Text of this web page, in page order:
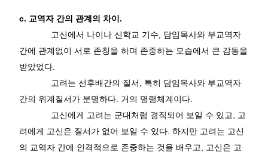
c. 교역자 간의 관계의 차이 .
고신에서 나이나 신학교 기수
담임목사와 부교역자
간에 관계없이 서로 존칭을 하며 존중하는 모습에서 큰 감동을
받았었다
고려는 선후배간의 질서
특히 담임목사와 부교역자
간의 위계질서가 분명하다 거의 명령체계이다
고신에게 고려는 군대처럼 경직되어 보일 수 있고
고
려에게 고신은 질서가 없어 보일 수 있다 하지만 고려는 고신
의 교역자 간에 인격적으로 존중하는 것을 배우고
고신은 고